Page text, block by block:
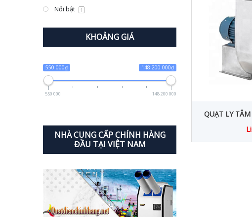
QUẠT LY
Nổi bật 1
KHOẢNG GIÁ
550 000₫ 148 200 000₫
550 000 148 200 000
NHÀ CUNG CẤP CHÍNH HÀNG
ĐẦU TẠI VIỆT NAM